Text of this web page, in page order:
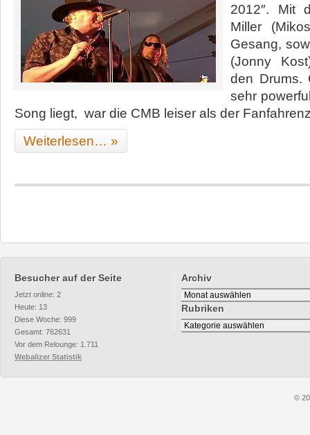
2012″. Mit
Miller
Gesang,
(Jonny
den Drums.
sehr
Song liegt, war die CMB leiser als der
Weiterlesen… »
Besucher auf der Seite
Jetzt online: 2
Heute: 13
Diese Woche: 999
Gesamt: 762631
Vor dem Relounge: 1.711
Webalizer Statistik
Archiv
Archiv
Rubriken
Rubriken
©